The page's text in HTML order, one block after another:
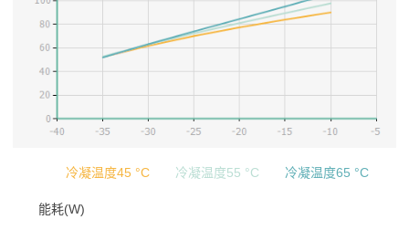
冷凝温度45 °C 冷凝温度55 °C 冷凝温度65 °C
能耗(W)